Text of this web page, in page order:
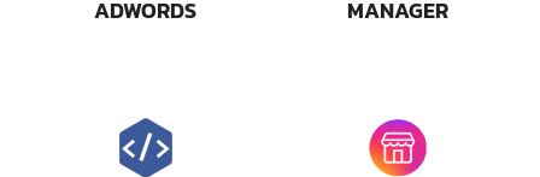
ADWORDS MANAGER